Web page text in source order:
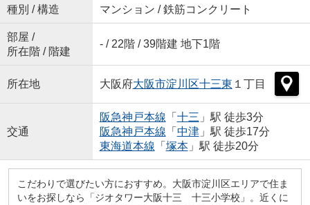
種別 / 構造 マンション / 鉄筋コンクリート
部屋 /
所在階 / 階建
- / 22階 / 39階建 地下1階
所在地 大阪府大阪市淀川区十三東 １丁目
交通
阪急神戸本線 「 十三 」駅 徒歩3分
阪急神戸本線 「 中津」駅 徒歩17分
東海道本線 「 塚本」駅 徒歩20分
こだわりで選びたい方におすすめ。大阪市淀川区エリアで住ま
いをお探しなら「ジオタワー大阪十三 十三小学校」。近くに